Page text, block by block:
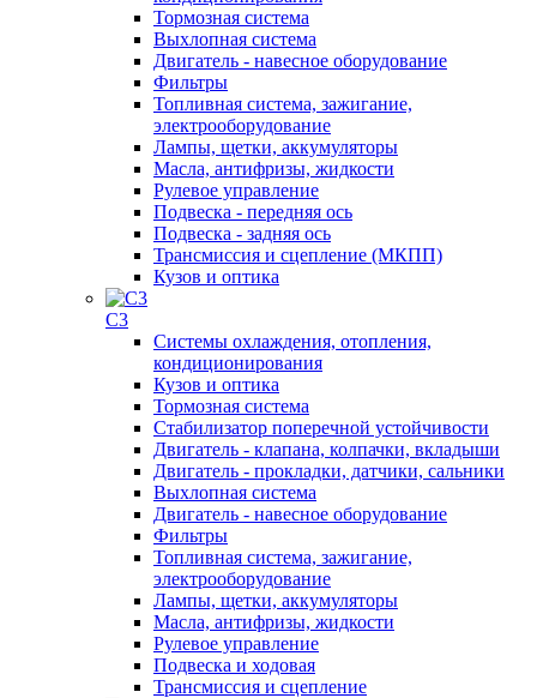
Тормозная система
Выхлопная система
Двигатель - навесное оборудование
Фильтры
Топливная система, зажигание,
электрооборудование
Лампы, щетки, аккумуляторы
Масла, антифризы, жидкости
Рулевое управление
Подвеска - передняя ось
Подвеска - задняя ось
Трансмиссия и сцепление (МКПП)
Кузов и оптика
C3
Системы охлаждения, отопления,
кондиционирования
Кузов и оптика
Тормозная система
Стабилизатор поперечной устойчивости
Двигатель - клапана, колпачки, вкладыши
Двигатель - прокладки, датчики, сальники
Выхлопная система
Двигатель - навесное оборудование
Фильтры
Топливная система, зажигание,
электрооборудование
Лампы, щетки, аккумуляторы
Масла, антифризы, жидкости
Рулевое управление
Подвеска и ходовая
Трансмиссия и сцепление